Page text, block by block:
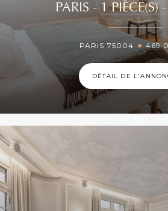
PARIS - 1 PIÈCE(S)
PARIS 75004 469
DÉTAIL DE